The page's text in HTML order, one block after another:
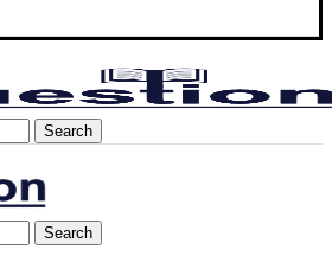
Search
Search